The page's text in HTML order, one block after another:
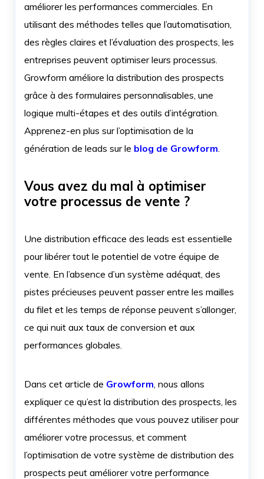
améliorer les performances commerciales. En
utilisant des méthodes telles que l’automatisation,
des règles claires et l’évaluation des prospects, les
entreprises peuvent optimiser leurs processus.
Growform améliore la distribution des prospects
grâce à des formulaires personnalisables, une
logique multi-étapes et des outils d’intégration.
Apprenez-en plus sur l’optimisation de la
génération de leads sur le blog de Growform.
Vous avez du mal à optimiser
votre processus de vente ?
Une distribution efficace des leads est essentielle
pour libérer tout le potentiel de votre équipe de
vente. En l’absence d’un système adéquat, des
pistes précieuses peuvent passer entre les mailles
du filet et les temps de réponse peuvent s’allonger,
ce qui nuit aux taux de conversion et aux
performances globales.
Dans cet article de Growform, nous allons
expliquer ce qu’est la distribution des prospects, les
différentes méthodes que vous pouvez utiliser pour
améliorer votre processus, et comment
l’optimisation de votre système de distribution des
prospects peut améliorer votre performance